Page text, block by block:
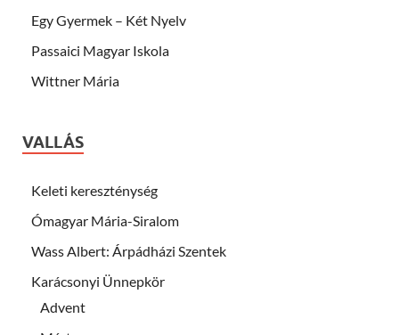
Egy Gyermek – Két Nyelv
Passaici Magyar Iskola
Wittner Mária
VALLÁS
Keleti kereszténység
Ómagyar Mária-Siralom
Wass Albert: Árpádházi Szentek
Karácsonyi Ünnepkör
Advent